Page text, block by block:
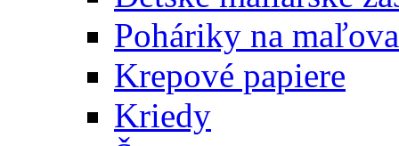
Poháriky na
Krepové papiere
Kriedy